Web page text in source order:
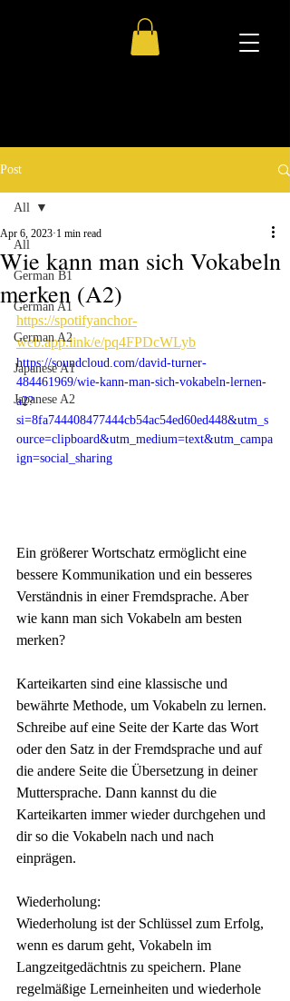
Post
All
German B1
German A1
German A2
Japanese A1
Japanese A2
All
Wie kann man sich Vokabeln
merken (A2)
Apr 6, 2023 1 min read
https://spotifyanchor-
web.app.link/e/pq4FPDcWLyb
https://soundcloud.com/david-turner-
484461969/wie-kann-man-sich-vokabeln-lernen-
a2?
si=8fa744408477444cb54ac54ed60ed448&utm_s
ource=clipboard&utm_medium=text&utm_campa
ign=social_sharing
Ein größerer Wortschatz ermöglicht eine
bessere Kommunikation und ein besseres
Verständnis in einer Fremdsprache. Aber
wie kann man sich Vokabeln am besten
merken?
Karteikarten sind eine klassische und
bewährte Methode, um Vokabeln zu lernen.
Schreibe auf eine Seite der Karte das Wort
oder den Satz in der Fremdsprache und auf
die andere Seite die Übersetzung in deiner
Muttersprache. Dann kannst du die
Karteikarten immer wieder durchgehen und
dir so die Vokabeln nach und nach
einprägen.
Wiederholung:
Wiederholung ist der Schlüssel zum Erfolg,
wenn es darum geht, Vokabeln im
Langzeitgedächtnis zu speichern. Plane
regelmäßige Lerneinheiten und wiederhole